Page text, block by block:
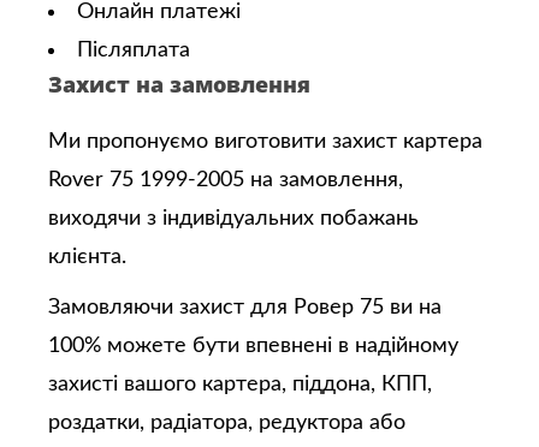
Онлайн платежі
Післяплата
Захист на замовлення
Ми пропонуємо виготовити захист картера
Rover 75 1999-2005 на замовлення,
виходячи з індивідуальних побажань
клієнта.
Замовляючи захист для Ровер 75 ви на
100% можете бути впевнені в надійному
захисті вашого картера, піддона, КПП,
роздатки, радіатора, редуктора або